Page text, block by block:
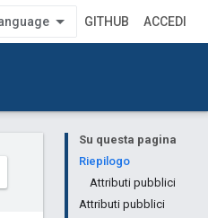
GITHUB ACCEDI
Su questa pagina
Riepilogo
Attributi pubblici
Attributi pubblici